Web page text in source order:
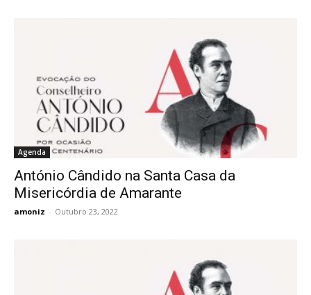
Agenda
António Cândido na Santa Casa da
Misericórdia de Amarante
amoniz - Outubro 23, 2022